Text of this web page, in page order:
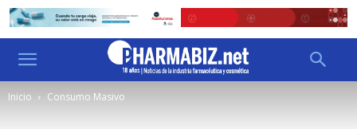
Inicio Consumo Masivo